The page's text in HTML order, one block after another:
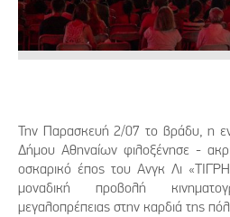
Την Παρασκευή 2/07 το βράδυ, η
Δήμου Αθηναίων φιλοξένησε -
oσκαρικό έπος του Ανγκ Λι
μοναδική προβολή
μεγαλοπρέπειας στην καρδιά της